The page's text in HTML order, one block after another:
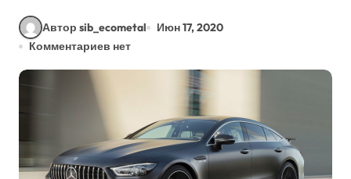
Автор sib_ecometal
Июн 17, 2020
Комментариев нет